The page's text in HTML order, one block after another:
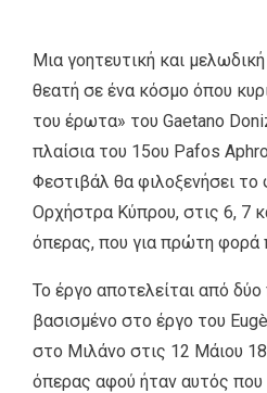
Μια γοητευτική και
θεατή σε ένα κόσμο όπου
του έρωτα» του Gaetano
πλαίσια του 15ου Pafos
Φεστιβάλ θα φιλοξενήσει το
Ορχήστρα Κύπρου, στις 6, 7
όπερας, που για πρώτη φορά
Το έργο αποτελείται από
βασισμένο στο έργο του
στο Μιλάνο στις 12 Μάιου
όπερας αφού ήταν αυτός που